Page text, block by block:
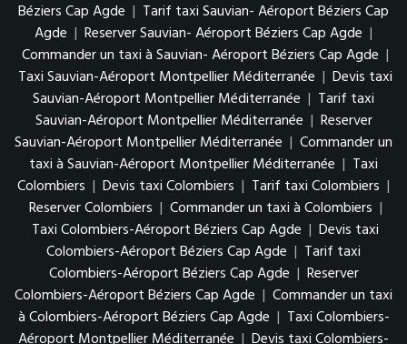
Béziers Cap Agde | Tarif taxi Sauvian- Aéroport Béziers Cap
Agde | Reserver Sauvian- Aéroport Béziers Cap Agde |
Commander un taxi à Sauvian- Aéroport Béziers Cap Agde |
Taxi Sauvian-Aéroport Montpellier Méditerranée | Devis taxi
Sauvian-Aéroport Montpellier Méditerranée | Tarif taxi
Sauvian-Aéroport Montpellier Méditerranée | Reserver
Sauvian-Aéroport Montpellier Méditerranée | Commander un
taxi à Sauvian-Aéroport Montpellier Méditerranée | Taxi
Colombiers | Devis taxi Colombiers | Tarif taxi Colombiers |
Reserver Colombiers | Commander un taxi à Colombiers |
Taxi Colombiers-Aéroport Béziers Cap Agde | Devis taxi
Colombiers-Aéroport Béziers Cap Agde | Tarif taxi
Colombiers-Aéroport Béziers Cap Agde | Reserver
Colombiers-Aéroport Béziers Cap Agde | Commander un taxi
à Colombiers-Aéroport Béziers Cap Agde | Taxi Colombiers-
Aéroport Montpellier Méditerranée | Devis taxi Colombiers-